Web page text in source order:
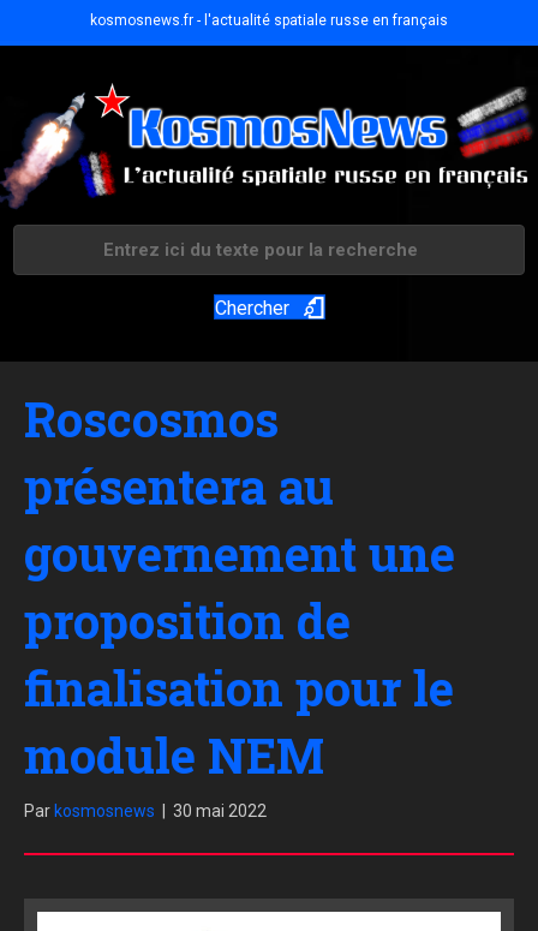
kosmosnews.fr - l'actualité spatiale russe en français
Chercher
Roscosmos
présentera au
gouvernement une
proposition de
finalisation pour le
module NEM
Par kosmosnews 30 mai 2022